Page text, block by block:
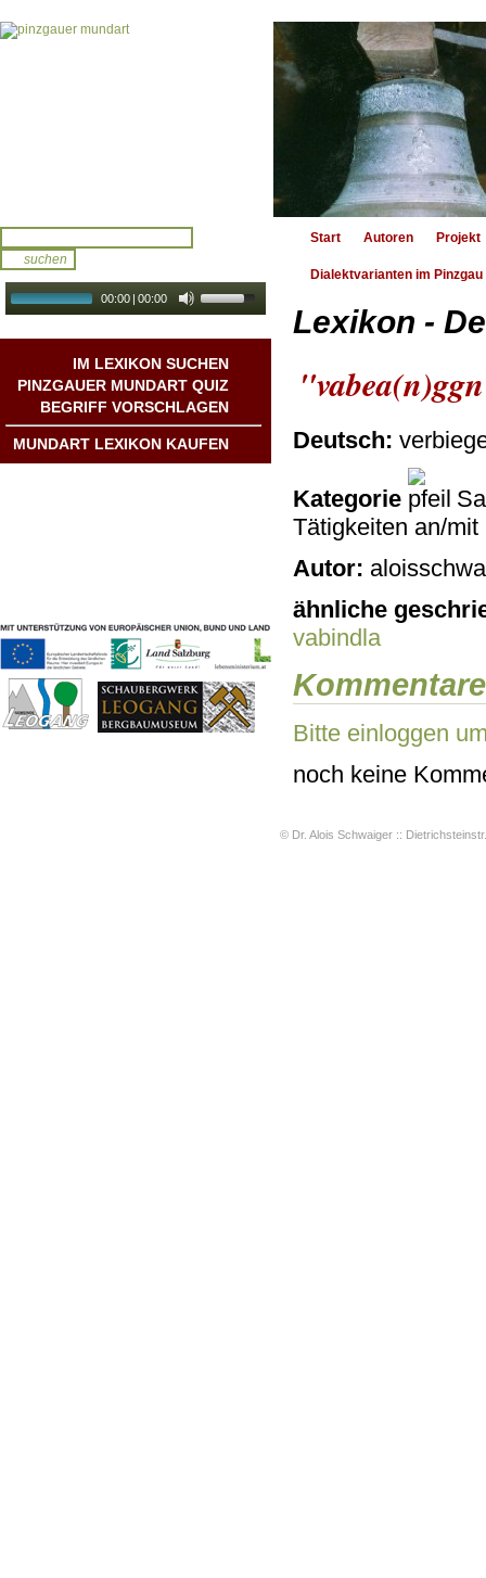
00:00 | 00:00
IM LEXIKON SUCHEN
PINZGAUER MUNDART QUIZ
BEGRIFF VORSCHLAGEN
MUNDART LEXIKON KAUFEN
Start Autoren Projekt
Dialektvarianten im Pinzgau
Lexikon -
Deutsch:
Kategorie
Tätigkeiten an/mit
Autor:
ähnliche
vabindla
Kommentare
Bitte einloggen
noch keine
© Dr. Alois Schwaiger ::